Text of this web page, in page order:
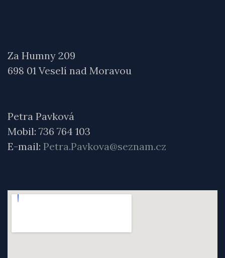
Za Humny 209
698 01 Veselí nad Moravou
Petra Pavková
Mobil: 736 764 103
E-mail: Petra.Pavkova@seznam.cz